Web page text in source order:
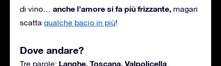
di vino… anche l’amore si fa più frizzante, magari
scatta qualche bacio in più!
Dove andare?
Tre parole: Langhe, Toscana, Valpolicella.